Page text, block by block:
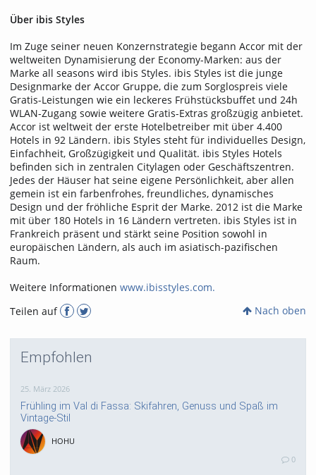
Über ibis Styles
Im Zuge seiner neuen Konzernstrategie begann Accor mit der
weltweiten Dynamisierung der Economy-Marken: aus der
Marke all seasons wird ibis Styles. ibis Styles ist die junge
Designmarke der Accor Gruppe, die zum Sorglospreis viele
Gratis-Leistungen wie ein leckeres Frühstücksbuffet und 24h
WLAN-Zugang sowie weitere Gratis-Extras großzügig anbietet.
Accor ist weltweit der erste Hotelbetreiber mit über 4.400
Hotels in 92 Ländern. ibis Styles steht für individuelles Design,
Einfachheit, Großzügigkeit und Qualität. ibis Styles Hotels
befinden sich in zentralen Citylagen oder Geschäftszentren.
Jedes der Häuser hat seine eigene Persönlichkeit, aber allen
gemein ist ein farbenfrohes, freundliches, dynamisches
Design und der fröhliche Esprit der Marke. 2012 ist die Marke
mit über 180 Hotels in 16 Ländern vertreten. ibis Styles ist in
Frankreich präsent und stärkt seine Position sowohl in
europäischen Ländern, als auch im asiatisch-pazifischen
Raum.
Weitere Informationen www.ibisstyles.com.
Teilen auf
Nach oben
Empfohlen
25. März 2026
Frühling im Val di Fassa: Skifahren, Genuss und Spaß im
Vintage-Stil
HOHU
0